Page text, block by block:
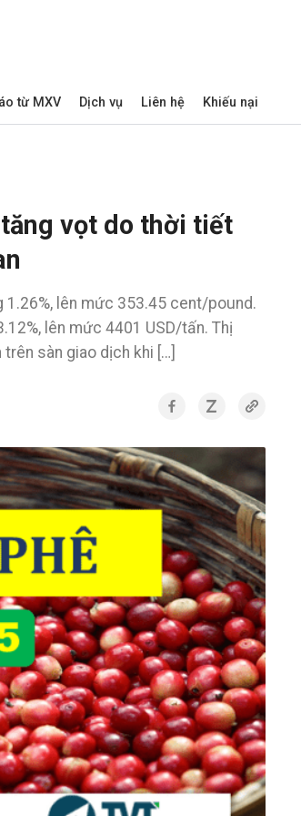
từ MXV Dịch vụ Liên hệ Khiếu nại
vọt do thời tiết
1.26%, lên mức 353.45 cent/pound.
lên mức 4401 USD/tấn. Thị
sàn giao dịch khi […]